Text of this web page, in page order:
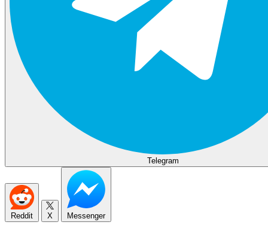
Telegram
Reddit X Messenger